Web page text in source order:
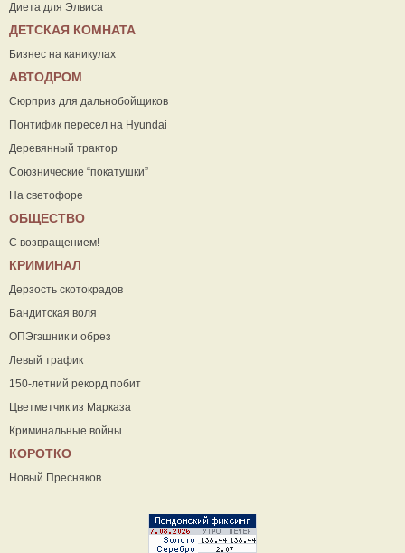
Диета для Элвиса
ДЕТСКАЯ КОМНАТА
Бизнес на каникулах
АВТОДРОМ
Сюрприз для дальнобойщиков
Понтифик пересел на Hyundai
Деревянный трактор
Союзнические “покатушки”
На светофоре
ОБЩЕСТВО
С возвращением!
КРИМИНАЛ
Дерзость скотокрадов
Бандитская воля
ОПЭгэшник и обрез
Левый трафик
150-летний рекорд побит
Цветметчик из Марказа
Криминальные войны
КОРОТКО
Новый Пресняков